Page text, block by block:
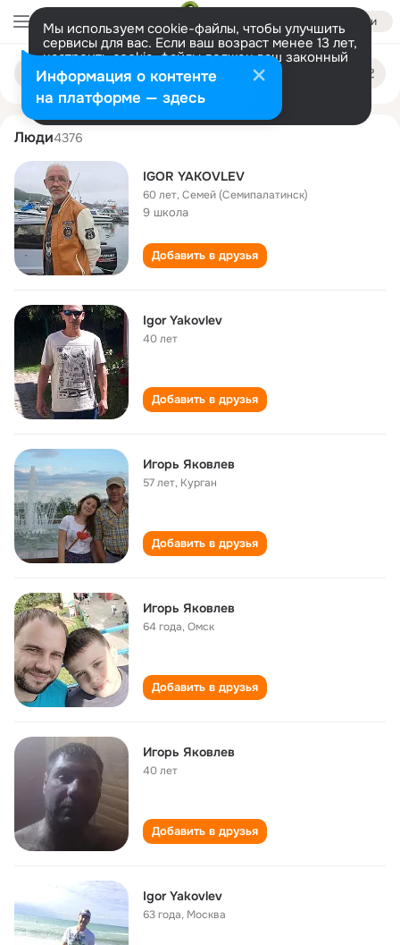
Войти
Мы используем cookie-файлы, чтобы улучшить
сервисы для вас. Если ваш возраст менее 13 лет,
настроить cookie-файлы должен ваш законный
представитель. Больше информации
Разрешить все Настроить
Поиск
людям
igor yakovlev
Люди4376
IGOR YAKOVLEV
60 лет,Семей (Семипалатинск)
9 школа
Добавить в друзья
Igor Yakovlev
40 лет
Добавить в друзья
Игорь Яковлев
57 лет, Курган
Добавить в друзья
Игорь Яковлев
64 года,Омск
Добавить в друзья
Игорь Яковлев
40 лет
Добавить в друзья
Igor Yakovlev
63 года, Москва
Информация о контенте
на платформе — здесь